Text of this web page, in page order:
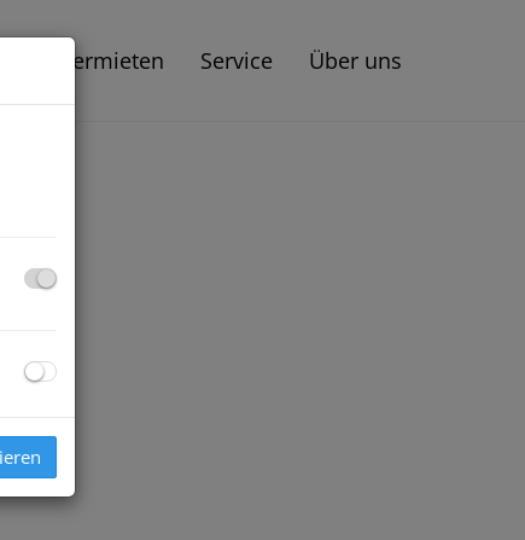
| Vermieten Service Über uns